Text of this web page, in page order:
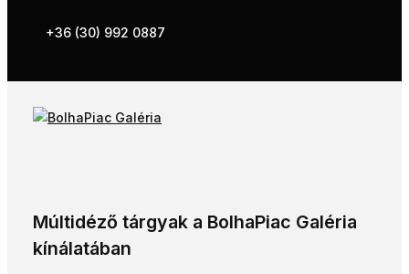
+36 (30) 992 0887
Múltidéző tárgyak a BolhaPiac Galéria
kínálatában